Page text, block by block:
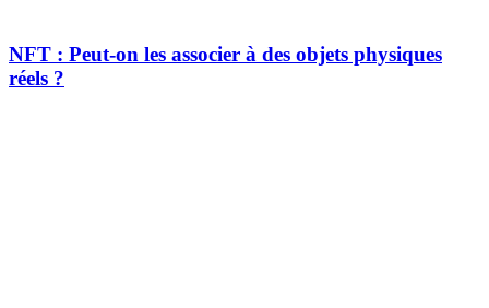
NFT : Peut-on les associer à des objets physiques
réels ?